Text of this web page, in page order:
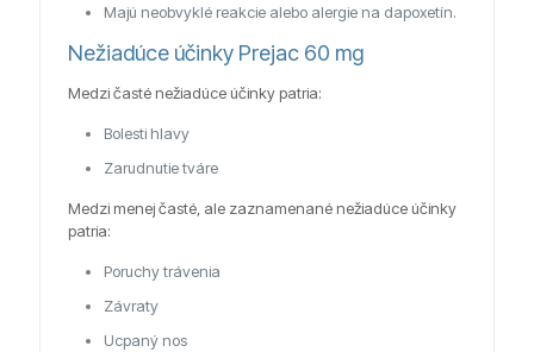
Majú neobvyklé reakcie alebo alergie na dapoxetín.
Nežiadúce účinky Prejac 60 mg
Medzi časté nežiadúce účinky patria:
Bolesti hlavy
Zarudnutie tváre
Medzi menej časté, ale zaznamenané nežiadúce účinky
patria:
Poruchy trávenia
Závraty
Ucpaný nos